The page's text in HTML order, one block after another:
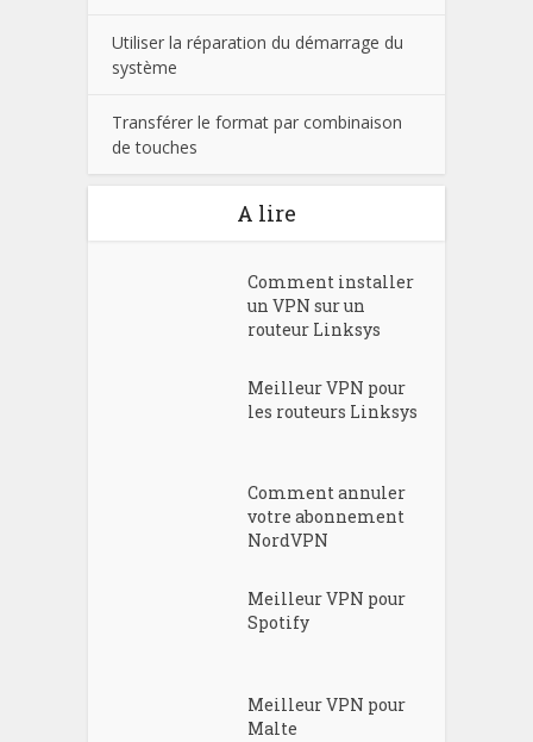
Utiliser la réparation du démarrage du
système
Transférer le format par combinaison
de touches
A lire
Comment installer
un VPN sur un
routeur Linksys
Meilleur VPN pour
les routeurs Linksys
Comment annuler
votre abonnement
NordVPN
Meilleur VPN pour
Spotify
Meilleur VPN pour
Malte